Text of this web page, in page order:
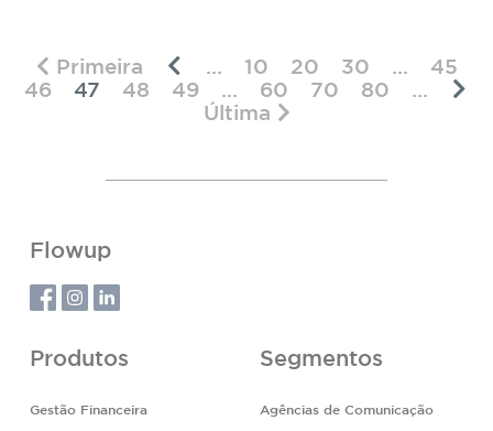
Primeira ... 10 20 30 ...
45
46
47 48 49 ... 60 70 80
...
Última
Flowup
Produtos
Gestão Financeira
Segmentos
Agências de Comunicação